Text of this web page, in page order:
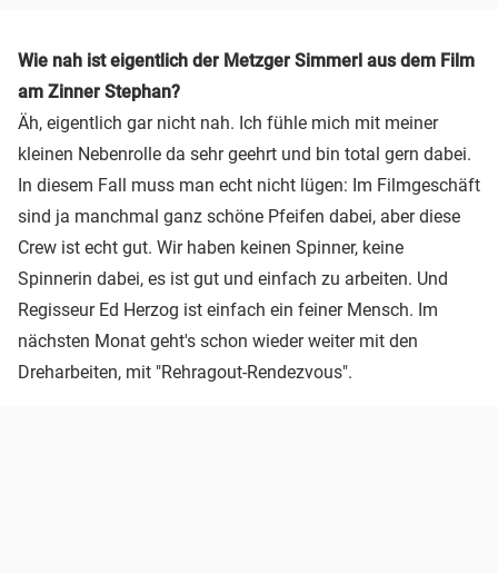
Wie nah ist eigentlich der Metzger Simmerl aus dem Film
am Zinner Stephan?
Äh, eigentlich gar nicht nah. Ich fühle mich mit meiner
kleinen Nebenrolle da sehr geehrt und bin total gern dabei.
In diesem Fall muss man echt nicht lügen: Im Filmgeschäft
sind ja manchmal ganz schöne Pfeifen dabei, aber diese
Crew ist echt gut. Wir haben keinen Spinner, keine
Spinnerin dabei, es ist gut und einfach zu arbeiten. Und
Regisseur Ed Herzog ist einfach ein feiner Mensch. Im
nächsten Monat geht's schon wieder weiter mit den
Dreharbeiten, mit "Rehragout-Rendezvous".